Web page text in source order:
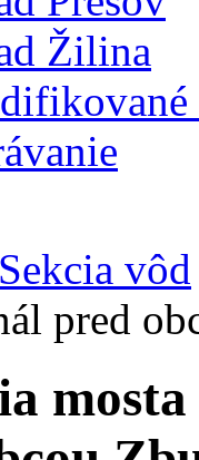
Žilina
Sekcia vôd
pred